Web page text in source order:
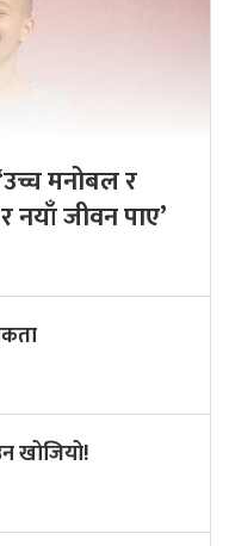
मनोबल र
नयाँ जीवन पाए’
खोजियो!